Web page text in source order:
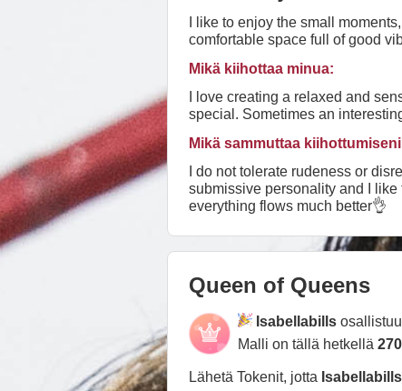
I like to enjoy the small
comfortable space full of good
Mikä kiihottaa minua:
I love creating a relaxed and
special. Sometimes an
Mikä sammuttaa
I do not tolerate rudeness or
submissive personality and I
everything flows much better👌
Queen of Queens
Isabellabills
Malli on tällä hetkellä
Lähetä Tokenit, jotta Isabellabills